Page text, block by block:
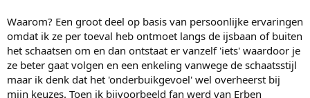
Waarom? Een groot deel op basis van persoonlijke ervaringen
omdat ik ze per toeval heb ontmoet langs de ijsbaan of buiten
het schaatsen om en dan ontstaat er vanzelf 'iets' waardoor je
ze beter gaat volgen en een enkeling vanwege de schaatsstijl
maar ik denk dat het 'onderbuikgevoel' wel overheerst bij
mijn keuzes. Toen ik bijvoorbeeld fan werd van Erben